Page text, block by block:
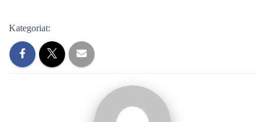
Kategoriat: